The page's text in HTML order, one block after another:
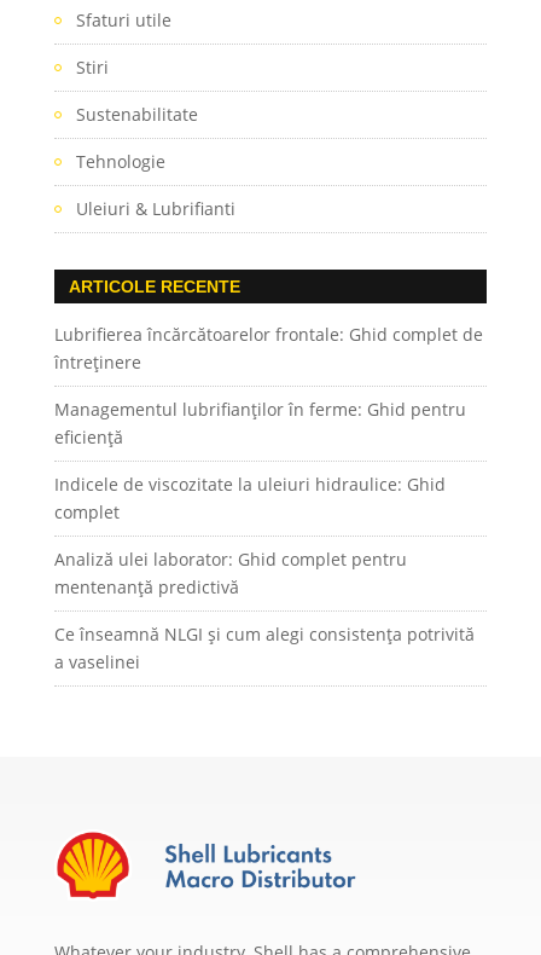
Sfaturi utile
Stiri
Sustenabilitate
Tehnologie
Uleiuri & Lubrifianti
ARTICOLE RECENTE
Lubrifierea încărcătoarelor frontale: Ghid complet de
întreținere
Managementul lubrifianților în ferme: Ghid pentru
eficiență
Indicele de viscozitate la uleiuri hidraulice: Ghid
complet
Analiză ulei laborator: Ghid complet pentru
mentenanță predictivă
Ce înseamnă NLGI și cum alegi consistența potrivită
a vaselinei